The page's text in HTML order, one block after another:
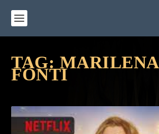
TAG: MARILENA
FONTI